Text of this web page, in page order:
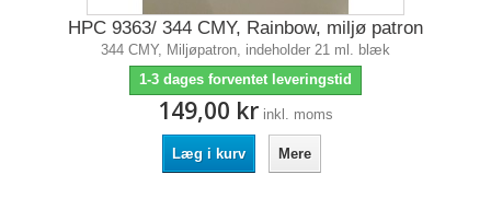
HPC 9363/ 344 CMY, Rainbow, miljø patron
344 CMY, Miljøpatron, indeholder 21 ml. blæk
1-3 dages forventet leveringstid
149,00 kr inkl. moms
Læg i kurv Mere